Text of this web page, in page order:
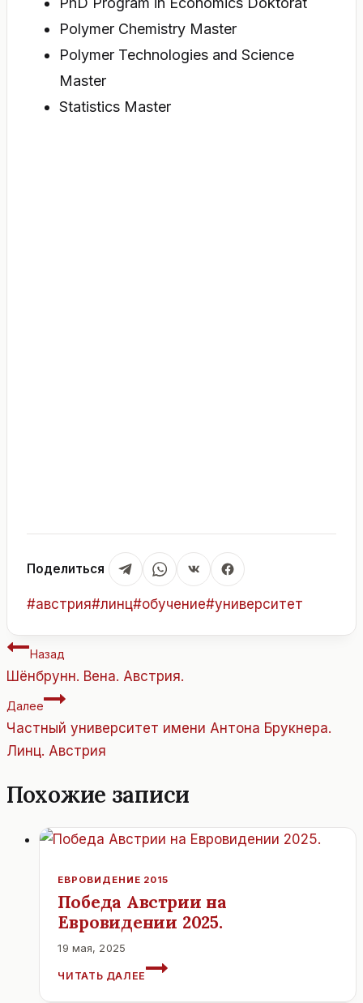
Polymer Chemistry Master
Polymer Technologies and Science
Master
Statistics Master
Поделиться
Метки
#австрия#линц#обучение#университет
Навигация
по
записям
Назад
Шёнбрунн. Вена. Австрия.
Далее
Частный университет имени Антона Брукнера.
Линц. Австрия
Похожие записи
ЕВРОВИДЕНИЕ 2015
Победа Австрии на
Евровидении 2025.
19 мая, 2025
ЧИТАТЬ ДАЛЕЕ
ПОБЕДА